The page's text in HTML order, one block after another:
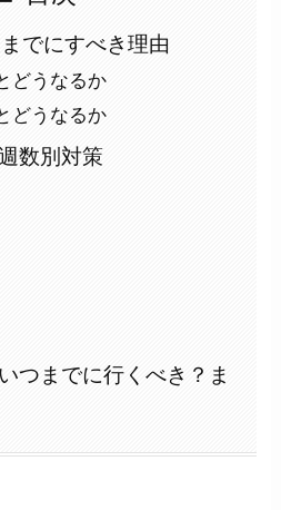
でにすべき理由
どうなるか
どうなるか
数別対策
つまでに行くべき？ま